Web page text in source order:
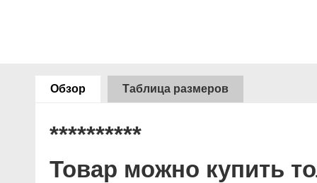
Обзор Таблица размеров
**********
Товар можно купить